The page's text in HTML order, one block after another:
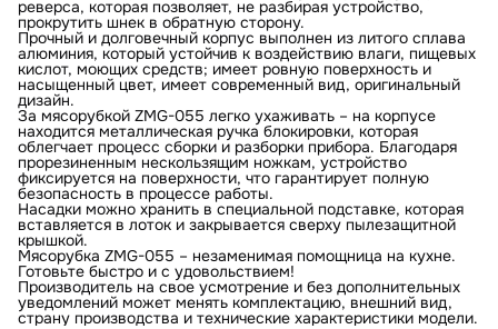
реверса, которая позволяет, не разбирая устройство,
прокрутить шнек в обратную сторону.
Прочный и долговечный корпус выполнен из литого сплава
алюминия, который устойчив к воздействию влаги, пищевых
кислот, моющих средств; имеет ровную поверхность и
насыщенный цвет, имеет современный вид, оригинальный
дизайн.
За мясорубкой ZMG-055 легко ухаживать – на корпусе
находится металлическая ручка блокировки, которая
облегчает процесс сборки и разборки прибора. Благодаря
прорезиненным нескользящим ножкам, устройство
фиксируется на поверхности, что гарантирует полную
безопасность в процессе работы.
Насадки можно хранить в специальной подставке, которая
вставляется в лоток и закрывается сверху пылезащитной
крышкой.
Мясорубка ZMG-055 – незаменимая помощница на кухне.
Готовьте быстро и с удовольствием!
Производитель на свое усмотрение и без дополнительных
уведомлений может менять комплектацию, внешний вид,
страну производства и технические характеристики модели.